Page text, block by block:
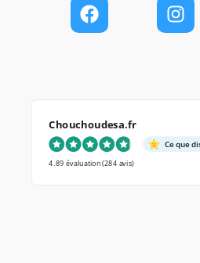
Chouchoudesa.fr
Ce que
4.89 évaluation(284 avis)